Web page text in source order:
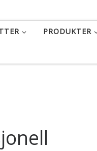
PRODUKTER